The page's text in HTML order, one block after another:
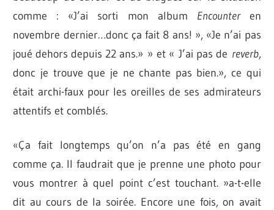
comme : «J’ai sorti mon album Encounteren
novembre dernier…donc ça fait 8 ans! », «Je n’ai pas
joué dehors depuis 22 ans.» » et « J’ai pas de reverb,
donc je trouve que je ne chante pas bien.», ce qui
était archi-faux pour les oreilles de ses admirateurs
attentifs et comblés.
«Ça fait longtemps qu’on n’a pas été en gang
comme ça. Il faudrait que je prenne une photo pour
vous montrer à quel point c’est touchant. »a-t-elle
dit au cours de la soirée. Encore une fois, on avait